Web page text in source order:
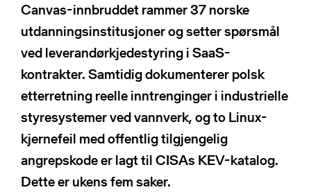
NSRs kontaktregister
Varde
Heimdall
Basun
VTS-analyse
Publikasjoner
Informasjonsdeling
Om NSR
NSR Strategi
Vedtekter
Medlemsbedrifter
Bli medlem
NSR Digital
Canvas-innbruddet rammer 37 norske
utdanningsinstitusjoner og setter spørsmål
ved leverandørkjedestyring i SaaS-
kontrakter. Samtidig dokumenterer polsk
etterretning reelle inntrenginger i industrielle
styresystemer ved vannverk, og to Linux-
kjernefeil med offentlig tilgjengelig
angrepskode er lagt til CISAs KEV-katalog.
Dette er ukens fem saker.